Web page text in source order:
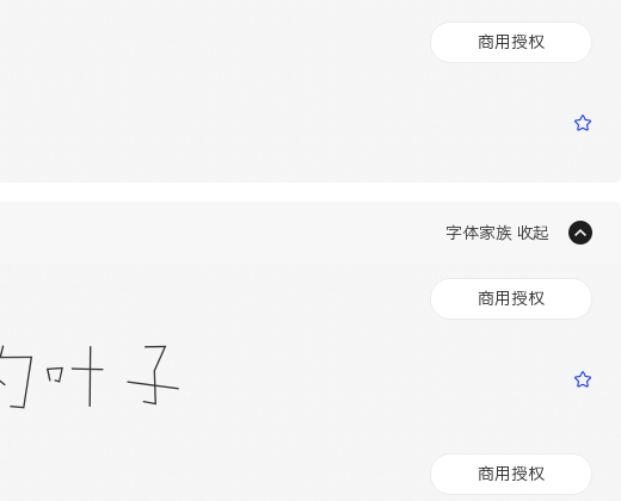
商用授权
字体家族 收起
商用授权
叶子
商用授权